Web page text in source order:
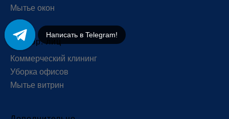
Мытье окон
Для юр. лиц
Коммерческий клининг
Уборка офисов
Мытье витрин
Написать в Telegram!